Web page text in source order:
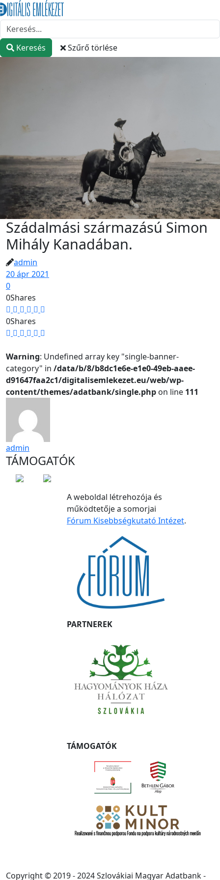
Keresés Szűrő törlése
Szádalmási származású Simon
Mihály Kanadában.
admin
20 ápr 2021
0
0Shares
0Shares
Warning: Undefined array key "single-banner-
category" in /data/b/8/b8dc1e6e-e1e0-49eb-aaee-
d91647faa2c1/digitalisemlekezet.eu/web/wp-
content/themes/adatbank/single.php on line 111
admin
TÁMOGATÓK
A weboldal létrehozója és
működtetője a somorjai
Fórum Kisebbségkutató Intézet.
PARTNEREK
TÁMOGATÓK
Copyright © 2019 - 2024 Szlovákiai Magyar Adatbank -